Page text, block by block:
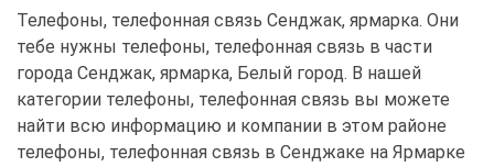
Телефоны, телефонная связь Сенджак, ярмарка. Они
тебе нужны телефоны, телефонная связь в части
города Сенджак, ярмарка, Белый город. В нашей
категории телефоны, телефонная связь вы можете
найти всю информацию и компании в этом районе
телефоны, телефонная связь в Сенджаке на Ярмарке